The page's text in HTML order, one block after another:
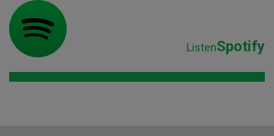
ListenSpotify